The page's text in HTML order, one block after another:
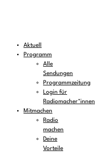
Aktuell
Programm
Alle
Sendungen
Programmzeitung
Login für
Radiomacher*innen
Mitmachen
Radio
machen
Deine
Vorteile